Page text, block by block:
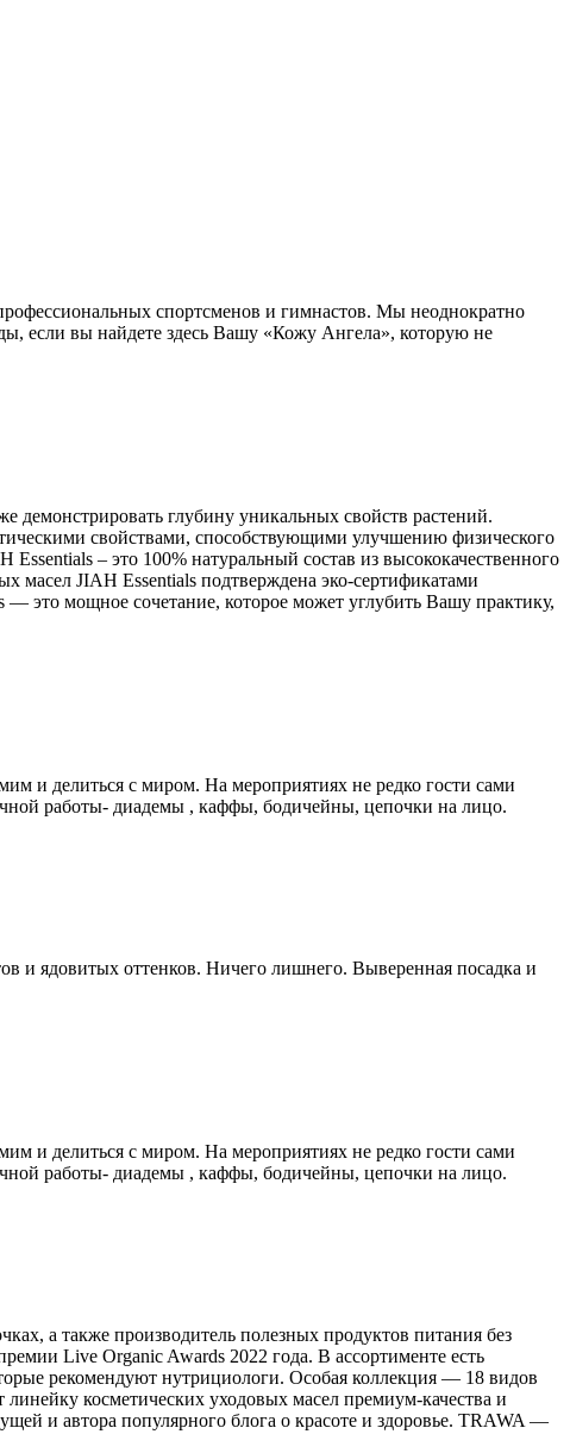
спортсменов и гимнастов. Мы неоднократно
если вы найдете здесь Вашу «Кожу Ангела», которую не
демонстрировать глубину уникальных свойств растений.
свойствами, способствующими улучшению физического
– это 100% натуральный состав из высококачественного
JIAH Essentials подтверждена эко-сертификатами
это мощное сочетание, которое может углубить Вашу практику,
и делиться с миром. На мероприятиях не редко гости сами
работы- диадемы , каффы, бодичейны, цепочки на лицо.
и ядовитых оттенков. Ничего лишнего. Выверенная посадка и
и делиться с миром. На мероприятиях не редко гости сами
работы- диадемы , каффы, бодичейны, цепочки на лицо.
а также производитель полезных продуктов питания без
Live Organic Awards 2022 года. В ассортименте есть
рекомендуют нутрициологи. Особая коллекция — 18 видов
косметических уходовых масел премиум-качества и
и автора популярного блога о красоте и здоровье. TRAWA —